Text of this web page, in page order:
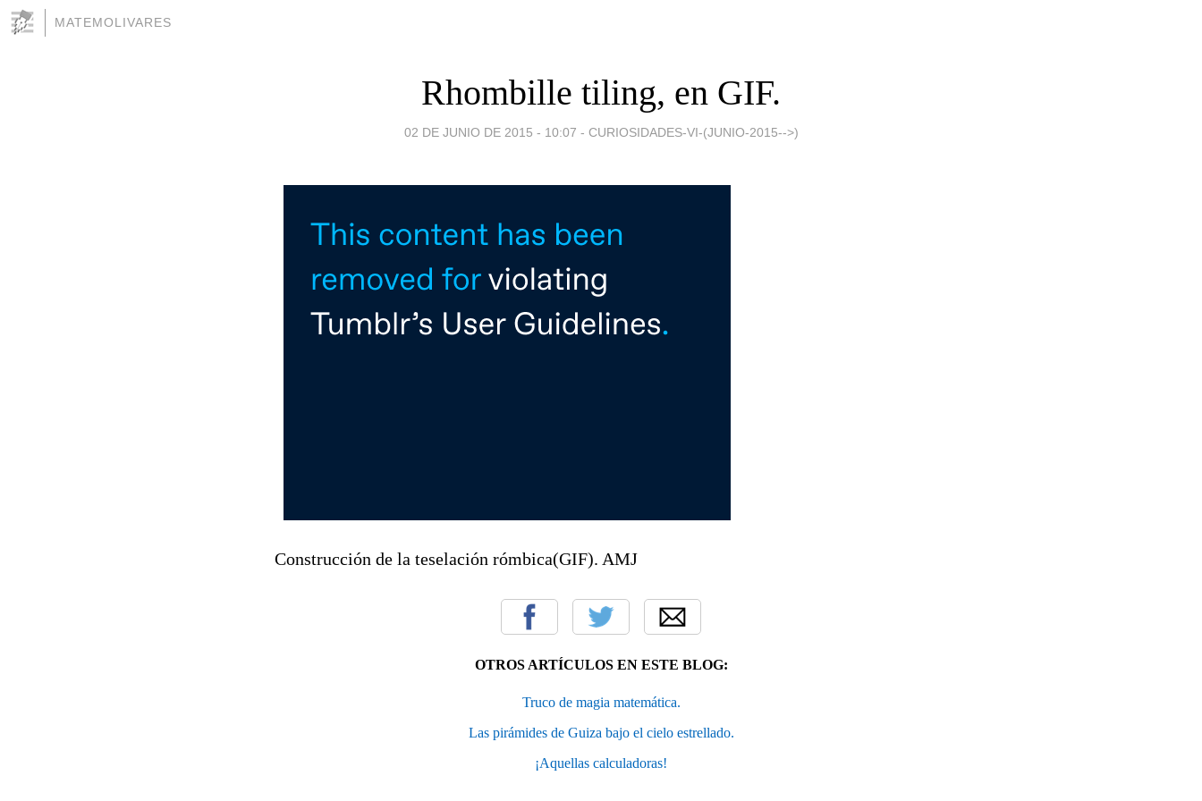
MATEMOLIVARES
Rhombille tiling, en GIF.
02 DE JUNIO DE 2015 - 10:07 - CURIOSIDADES-VI-(JUNIO-2015-->)
Construcción de la teselación rómbica(GIF). AMJ
OTROS ARTÍCULOS EN ESTE BLOG:
Truco de magia matemática.
Las pirámides de Guiza bajo el cielo estrellado.
¡Aquellas calculadoras!